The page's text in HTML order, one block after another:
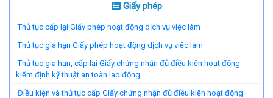
Giấy phép
Thủ tục cấp lại Giấy phép hoạt động dịch vụ việc làm
Thủ tục gia hạn Giấy phép hoạt động dịch vụ việc làm
Thủ tục gia hạn, cấp lại Giấy chứng nhận đủ điều kiện hoạt động
kiểm định kỹ thuật an toàn lao động
Điều kiện và thủ tục cấp Giấy chứng nhận đủ điều kiện hoạt động